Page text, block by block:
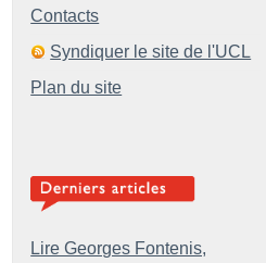
Contacts
Syndiquer le site de l'UCL
Plan du site
Lire Georges Fontenis,